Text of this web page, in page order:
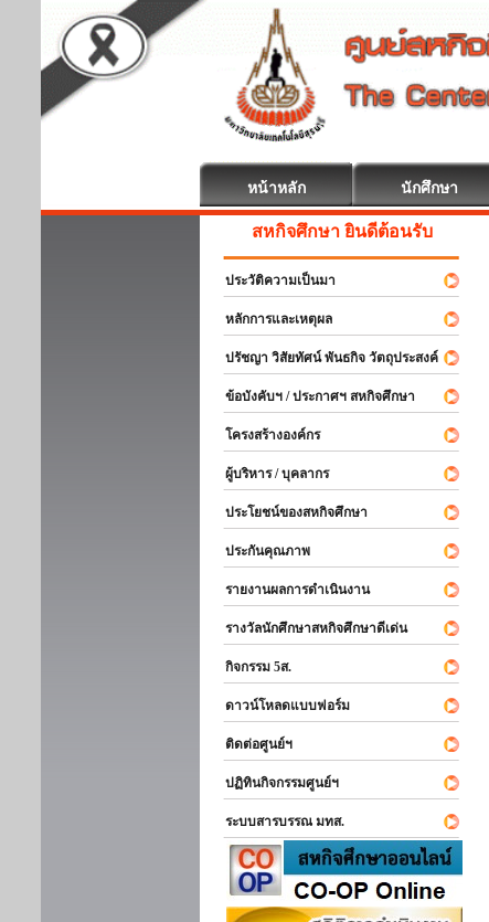
หน้าหลัก นักศึกษา
สหกิจศึกษา ยินดีต้อนรับ
ประวัติความเป็นมา
หลักการและเหตุผล
ปรัชญา วิสัยทัศน์ พันธกิจ วัตถุประสงค์
ข้อบังคับฯ / ประกาศฯ สหกิจศึกษา
โครงสร้างองค์กร
ผู้บริหาร / บุคลากร
ประโยชน์ของสหกิจศึกษา
ประกันคุณภาพ
รายงานผลการดำเนินงาน
รางวัลนักศึกษาสหกิจศึกษาดีเด่น
กิจกรรม 5ส.
ดาวน์โหลดแบบฟอร์ม
ติดต่อศูนย์ฯ
ปฏิทินกิจกรรมศูนย์ฯ
ระบบสารบรรณ มทส.